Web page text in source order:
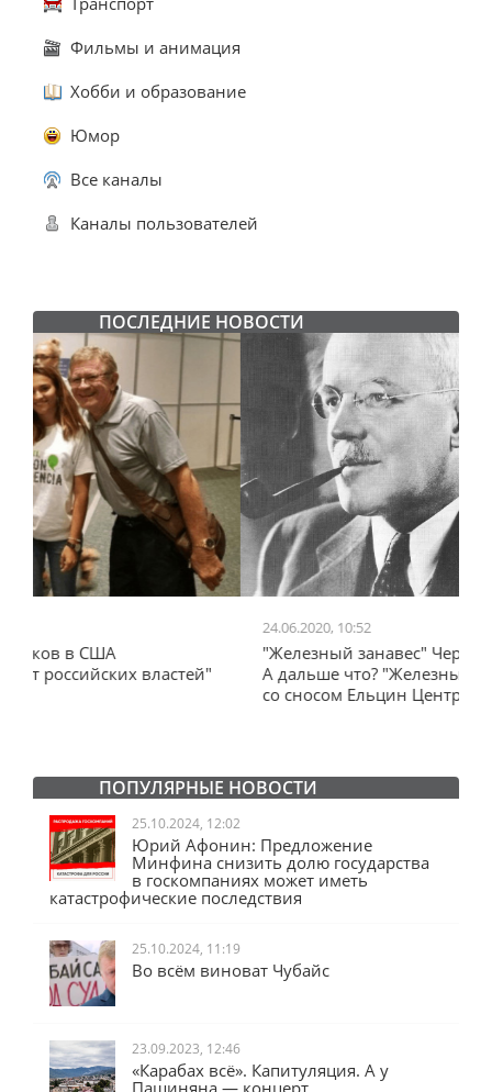
Фильмы и анимация
Хобби и образование
Юмор
Все каналы
Каналы пользователей
ПОСЛЕДНИЕ НОВОСТИ
"Железный занавес" Черчилля, план Даллеса.
А дальше что? "Железный занавес" от Запада
со сносом Ельцин Центра.
ПОПУЛЯРНЫЕ НОВОСТИ
25.10.2024, 12:02
Юрий Афонин: Предложение
Минфина снизить долю государства
в госкомпаниях может иметь
катастрофические последствия
25.10.2024, 11:19
Во всём виноват Чубайс
23.09.2023, 12:46
«Карабах всё». Капитуляция. А у